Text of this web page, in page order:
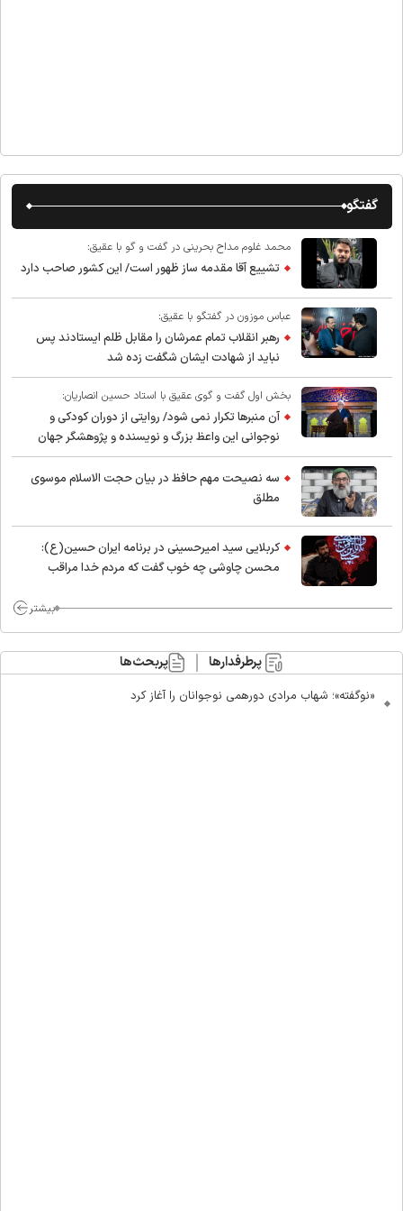
گفتگو
محمد غلوم مداح بحرینی در گفت و گو با عقیق:
تشییع آقا مقدمه ساز ظهور است/ این کشور صاحب دارد
عباس موزون در گفتگو با عقیق:
رهبر انقلاب تمام عمرشان را مقابل ظلم ایستادند پس
نباید از شهادت ایشان شگفت زده شد
بخش اول گفت و گوی عقیق با استاد حسین انصاریان:
آن منبرها تکرار نمی شود/ روایتی از دوران کودکی و
نوجوانی این واعظ بزرگ و نویسنده و پژوهشگر جهان
اسلام
سه نصیحت مهم حافظ در بیان حجت الاسلام موسوی
مطلق
کربلایی سید امیر‌حسینی در برنامه ایران حسین(ع):
محسن چاوشی چه خوب گفت که مردم خدا مراقب
بیشتر
پرطرفدارها پربحث‌ها
«نوگفته»؛ شهاب مرادی دورهمی نوجوانان را آغاز کرد